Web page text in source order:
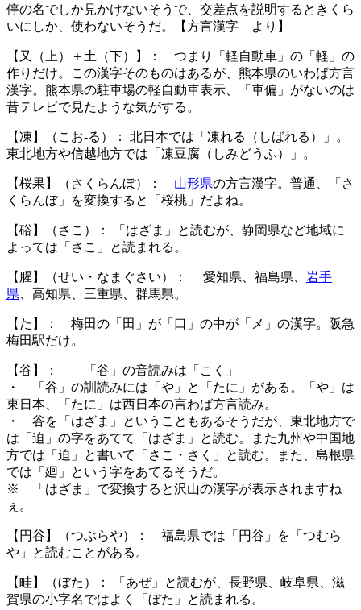
停の名でしか見かけないそうで、交差点を説明するときくら
いにしか、使わないそうだ。【方言漢字 より】
【又（上）＋土（下）】： つまり「軽自動車」の「軽」の
作りだけ。この漢字そのものはあるが、熊本県のいわば方言
漢字。熊本県の駐車場の軽自動車表示、「車偏」がないのは
昔テレビで見たような気がする。
【凍】（こお-る）： 北日本では「凍れる（しばれる）」。
東北地方や信越地方では「凍豆腐（しみどうふ）」。
【桜果】（さくらんぼ）： 山形県の方言漢字。普通、「さ
くらんぼ」を変換すると「桜桃」だよね。
【硲】（さこ）： 「はざま」と読むが、静岡県など地域に
よっては「さこ」と読まれる。
【腥】（せい・なまぐさい）： 愛知県、福島県、 岩手
県 、高知県、三重県、群馬県。
【た】： 梅田の「田」が「口」の中が「メ」の漢字。阪急
梅田駅だけ。
【谷】： 「谷」の音読みは「こく」
・ 「谷」の訓読みには「や」と「たに」がある。「や」は
東日本、「たに」は西日本の言わば方言読み。
・ 谷を「はざま」ということもあるそうだが、東北地方で
は「迫」の字をあてて「はざま」と読む。また九州や中国地
方では「迫」と書いて「さこ・さく」と読む。また、島根県
では「廻」という字をあてるそうだ。
※ 「はざま」で変換すると沢山の漢字が表示されますね
ぇ。
【円谷】（つぶらや）： 福島県では「円谷」を「つむら
や」と読むことがある。
【畦】（ぼた）： 「あぜ」と読むが、長野県、岐阜県、滋
賀県の小字名ではよく「ぼた」と読まれる。